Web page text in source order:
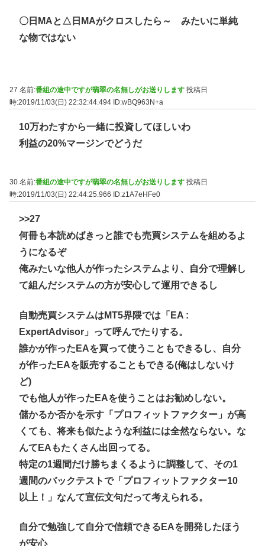
〇日MAと△日MAがクロスしたら～ みたいに単純
な物ではない
27 名前:番組の途中ですが翡翠の名無しがお送りします 投稿日
時:2019/11/03(日) 22:32:44.494 ID:wBQ963N+a
10万わたすから一緒に投資してほしいわ
利益の20%マージンでどうだ
30 名前:番組の途中ですが翡翠の名無しがお送りします 投稿日
時:2019/11/03(日) 22:44:25.966
ID:z1A7eHFe0
>>27
何冊も本読めばきっと誰でも売買システムを組めるよ
うになるぞ
俺みたいな他人が作ったシステムより、自分で理解し
て組んだシステムの方が安心して運用できるし
自動売買システムはMT5界隈では「EA :
ExpertAdvisor」って呼んでたりする。
誰かが作ったEAを買って使うこともできるし、自分
が作ったEAを販売することもできる(俺はしないけ
ど)
でも他人が作ったEAを使うことはお勧めしない。
儲かるか否かを示す「プロフィットファクター」が高
くても、将来も似たような利益には全然ならない。な
んてEAもたくさん出回ってる。
特定の1週間だけ勝ちまくるように調整して、その1
週間のバックテストで「プロフィットファクター10
以上！」なんて宣伝文句だって考えられる。
自分で勉強して自分で信頼できるEAを開発したほう
が安心